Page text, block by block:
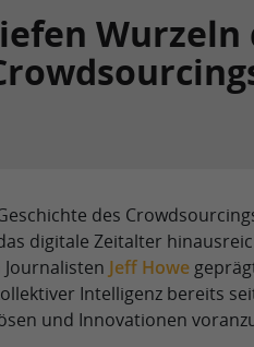
Wurzeln
des
digitale Zeitalter
Jeff Howe
Intelligenz bereits
und Innovationen